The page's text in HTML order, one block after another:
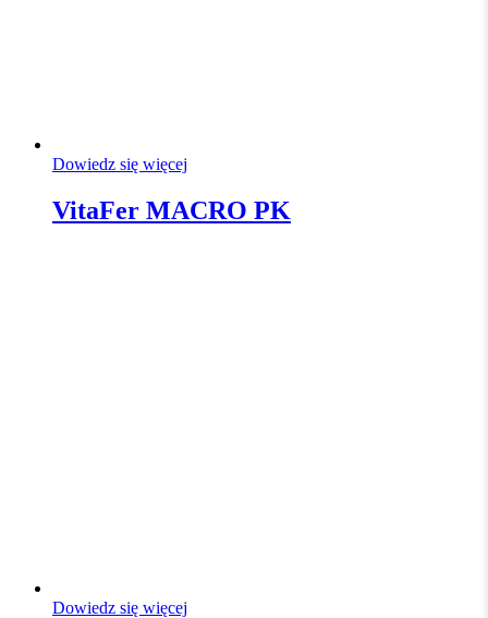
Dowiedz się więcej
VitaFer MACRO PK
Dowiedz się więcej